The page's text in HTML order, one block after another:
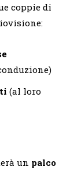
coppie di
(al loro
un palco